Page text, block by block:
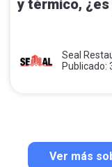
y térmico,
Seal
Ver más